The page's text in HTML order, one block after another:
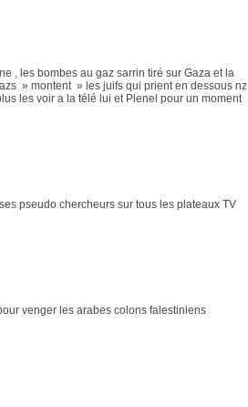
, les bombes au gaz sarrin tiré sur Gaza et la
» montent » les juifs qui prient en dessous nz
les voir a la télé lui et Plenel pour un moment
pseudo chercheurs sur tous les plateaux TV
venger les arabes colons falestiniens